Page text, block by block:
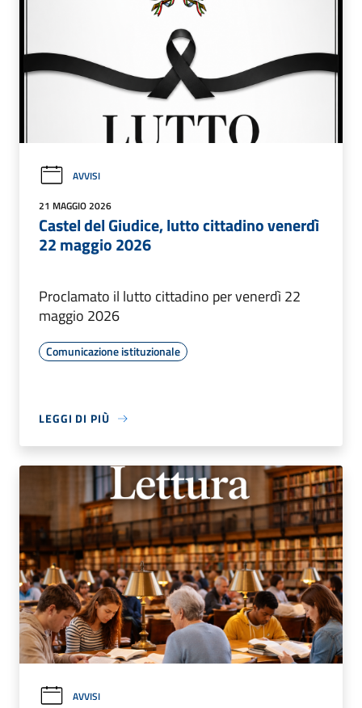
AVVISI
21 MAGGIO 2026
Castel del Giudice, lutto cittadino venerdì
22 maggio 2026
Proclamato il lutto cittadino per venerdì 22
maggio 2026
Comunicazione istituzionale
LEGGI DI PIÙ
AVVISI